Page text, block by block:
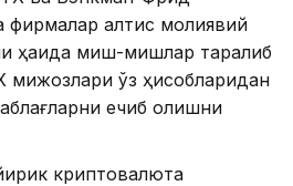
фирмалар қалтис молиявий
ҳақида миш-мишлар тарқалиб
мижозлари ўз ҳисобларидан
ечиб олишни
криптовалюта